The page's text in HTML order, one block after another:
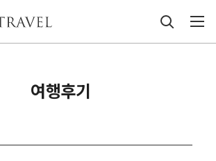
여행후기